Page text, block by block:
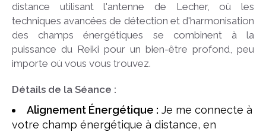
distance utilisant l'antenne de Lecher, où les
techniques avancées de détection et d'harmonisation
des champs énergétiques se combinent à la
puissance du Reiki pour un bien-être profond, peu
importe où vous vous trouvez.
Détails de la Séance :
Alignement Énergétique : Je me connecte à
votre champ énergétique à distance, en